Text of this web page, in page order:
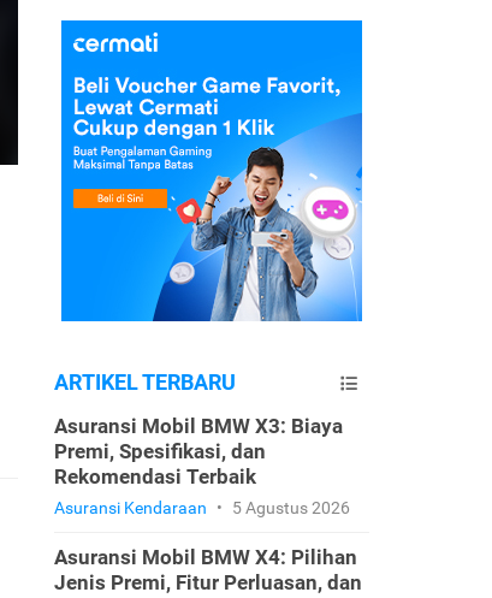
ARTIKEL TERBARU
Asuransi Mobil BMW X3: Biaya
Premi, Spesifikasi, dan
Rekomendasi Terbaik
Asuransi Kendaraan • 5 Agustus 2026
Asuransi Mobil BMW X4: Pilihan
Jenis Premi, Fitur Perluasan, dan